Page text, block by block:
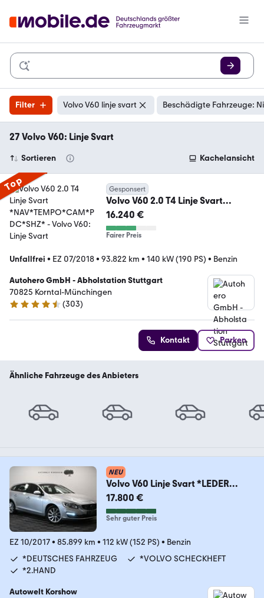
Filter Volvo V60 linje svart Beschädigte Fahrzeuge:
27 Volvo V60: Linje Svart
Sortieren Kachelansicht
Top Gesponsert
Volvo V60 2.0 T4 Linje Svart
*NAV*TEMPO*CAM*PDC*SHZ*
16.240 €
Fairer Preis
Unfallfrei • EZ 07/2018• 93.822 km • 140 kW (190 PS) • Benzin
Autohero GmbH - Abholstation Stuttgart
70825 Korntal-Münchingen
4.4 Sterne
(303)
Kontakt Parken
Ähnliche Fahrzeuge des Anbieters
NEU
Volvo V60 Linje Svart *LEDER
*TEMPOMAT *NAVI *KLIMA
17.800 €
Sehr guter Preis
EZ 10/2017• 85.899 km • 112 kW (152 PS) • Benzin
*DEUTSCHES FAHRZEUG
*VOLVO SCHECKHEFT
*2.HAND
Autowelt Korshow